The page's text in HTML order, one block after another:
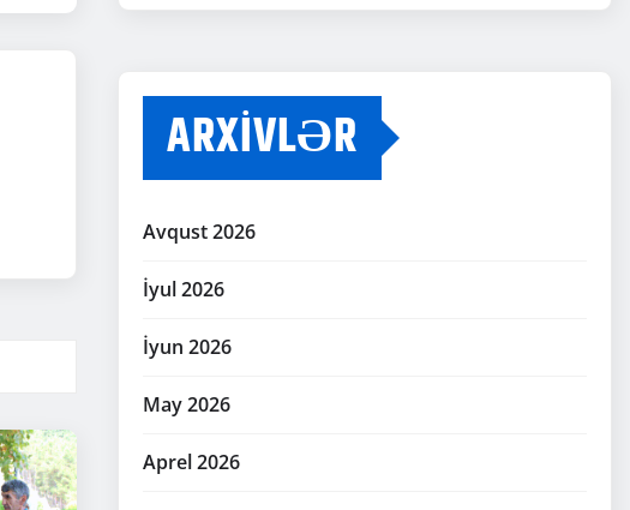
ARXIVLƏR
Avqust 2026
İyul 2026
İyun 2026
May 2026
Aprel 2026